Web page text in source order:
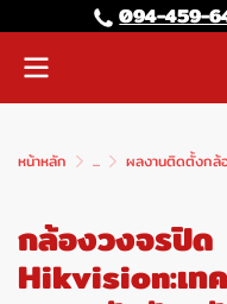
094-459-
หน้าหลัก ... ผลงานติดตั้งกล้
กล้องวงจรปิด
Hikvision:เท